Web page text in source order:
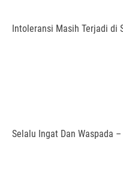
Intoleransi Masih Terjadi di
Selalu Ingat Dan Waspada